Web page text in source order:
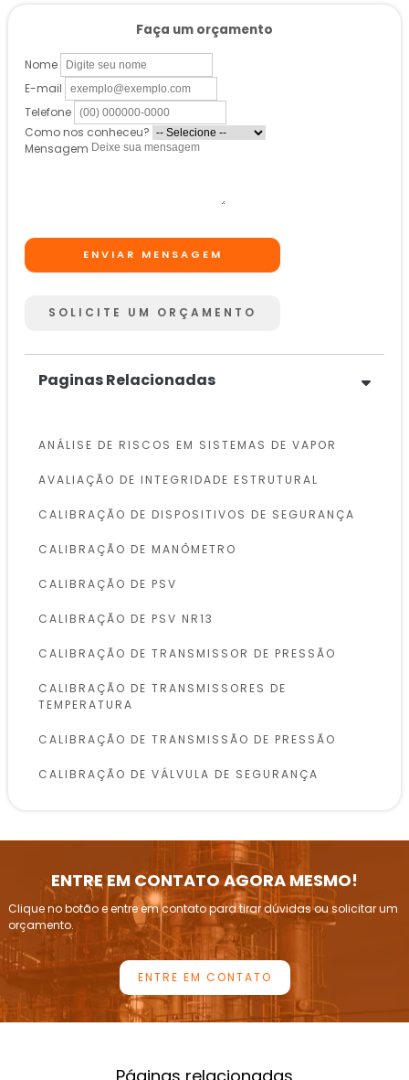
Faça um orçamento
Nome
E-mail
Telefone
Como nos conheceu?
Mensagem
ENVIAR MENSAGEM
SOLICITE UM ORÇAMENTO
Paginas Relacionadas
ANÁLISE DE RISCOS EM SISTEMAS DE VAPOR
AVALIAÇÃO DE INTEGRIDADE ESTRUTURAL
CALIBRAÇÃO DE DISPOSITIVOS DE SEGURANÇA
CALIBRAÇÃO DE MANÔMETRO
CALIBRAÇÃO DE PSV
CALIBRAÇÃO DE PSV NR13
CALIBRAÇÃO DE TRANSMISSOR DE PRESSÃO
CALIBRAÇÃO DE TRANSMISSORES DE
TEMPERATURA
CALIBRAÇÃO DE TRANSMISSÃO DE PRESSÃO
CALIBRAÇÃO DE VÁLVULA DE SEGURANÇA
INSPEÇÃO DE VASOS DE PRESSÃO
INSPEÇÃO E CALIBRAÇÃO DE VÁLVULAS DE
ALÍVIO DE PRESSÃO
INSPEÇÃO PERIÓDICA DE CALDEIRAS
INSTRUMENTAÇÃO DE PRESSÃO E CALIBRAÇÃO
LABORATÓRIOS DE CALIBRAÇÃO DE
EMPRESAS DE CALIBRAÇÃO DE MANÔMETROS
ENTRE EM CONTATO AGORA MESMO!
Clique no botão e entre em contato para tirar dúvidas ou solicitar um
orçamento.
ENTRE EM CONTATO